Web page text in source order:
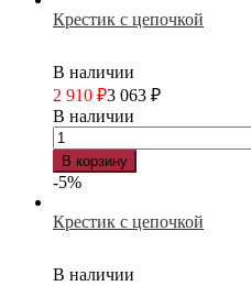
Крестик с цепочкой
В наличии
2 910 ₽3 063 ₽
В наличии
В корзину
-5%
Крестик с цепочкой
В наличии